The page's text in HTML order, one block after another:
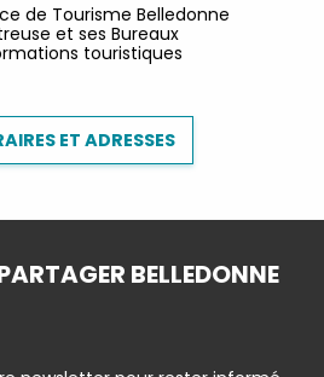
de Tourisme Belledonne
et ses Bureaux
touristiques
ET ADRESSES
BELLEDONNE